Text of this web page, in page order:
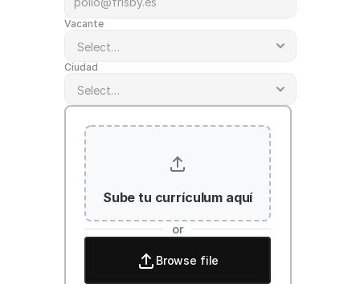
Vacante
Ciudad
Sube tu currículum aquí
or
Browse file